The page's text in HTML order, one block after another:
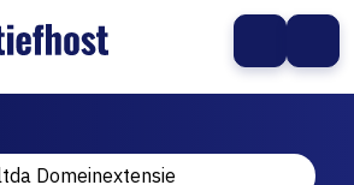
Domeinextensie